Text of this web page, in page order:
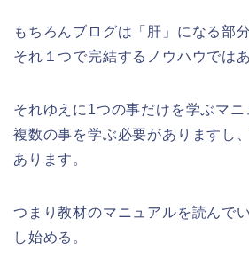
もちろんブログは「肝」になる部
それ１つで完結するノウハウでは
それゆえに1つの事だけを学ぶマニ
複数の事を学ぶ必要がありますし
あります。
つまり教材のマニュアルを読んで
し始める。